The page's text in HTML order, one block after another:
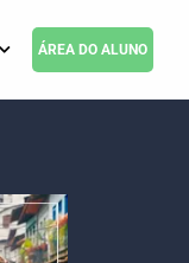
ÁREA DO ALUNO